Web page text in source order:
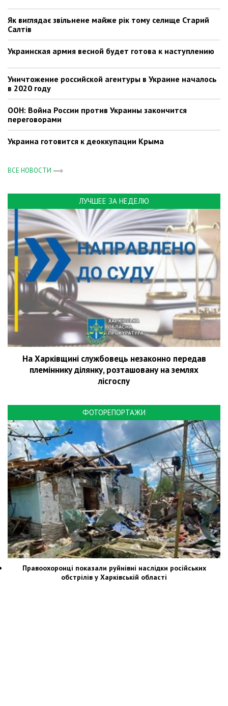
Як виглядає звільнене майже рік тому селище Старий
Салтів
Украинская армия весной будет готова к наступлению
Уничтожение российской агентуры в Украине началось
в 2020 году
ООН: Война России против Украины закончится
переговорами
Украина готовится к деоккупации Крыма
ВСЕ НОВОСТИ
ЛУЧШЕЕ ЗА НЕДЕЛЮ
На Харківщині службовець незаконно передав
племіннику ділянку, розташовану на землях
лісгоспу
ФОТОРЕПОРТАЖИ
Правоохоронці показали руйнівні наслідки російських
обстрілів у Харківській області